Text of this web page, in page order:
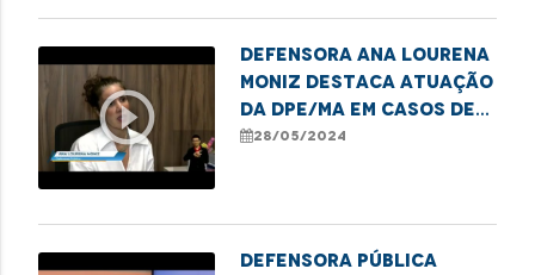
play_circle_outline
Defensora Ana Lourena
Moniz destaca atuação
da DPE/MA em casos de
adoção
28/05/2024
Defensora pública